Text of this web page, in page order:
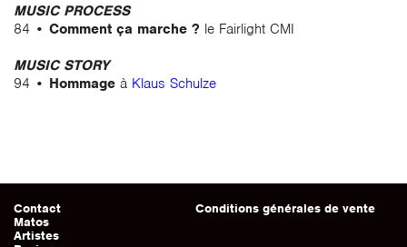
MUSIC PROCESS
84 • Comment ça marche ? le Fairlight CMI
MUSIC STORY
94 • Hommage à Klaus Schulze
Contact
Matos
Artistes
Conditions générales de vente